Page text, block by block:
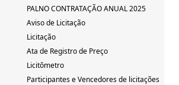
PALNO CONTRATAÇÃO ANUAL 2025
Aviso de Licitação
Licitação
Ata de Registro de Preço
Licitômetro
Participantes e Vencedores de licitações